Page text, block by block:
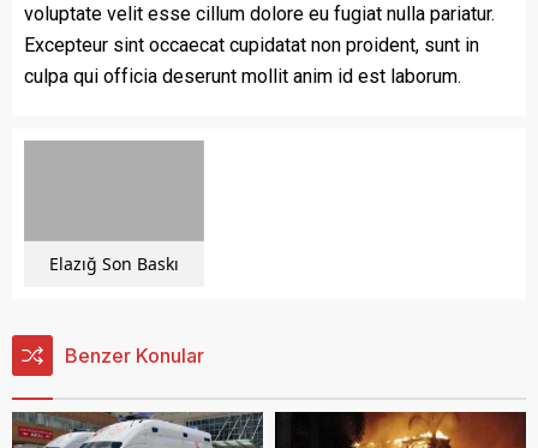
voluptate velit esse cillum dolore eu fugiat nulla pariatur.
Excepteur sint occaecat cupidatat non proident, sunt in
culpa qui officia deserunt mollit anim id est laborum.
Elazığ Son Baskı
Benzer Konular